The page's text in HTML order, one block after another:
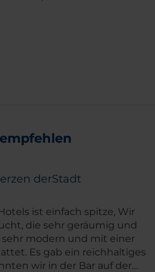
derStadt
ist einfach spitze, Wir
die sehr geräumig und
sehr modern und mit einer
Es gab ein reichhaltiges
wir in der Bar auf der